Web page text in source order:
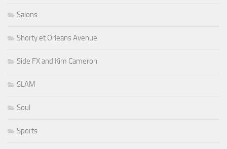
Salons
Shorty et Orleans Avenue
Side FX and Kim Cameron
SLAM
Soul
Sports